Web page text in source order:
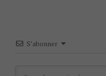
i
S’abonner